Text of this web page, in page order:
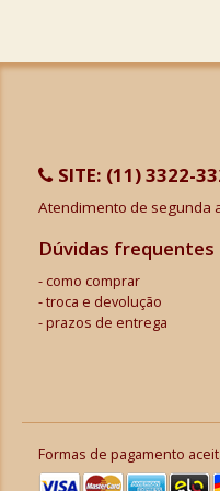
SITE: (11) 3322-
Atendimento de segunda
Dúvidas frequentes
como comprar
troca e devolução
prazos de entrega
Formas de pagamento